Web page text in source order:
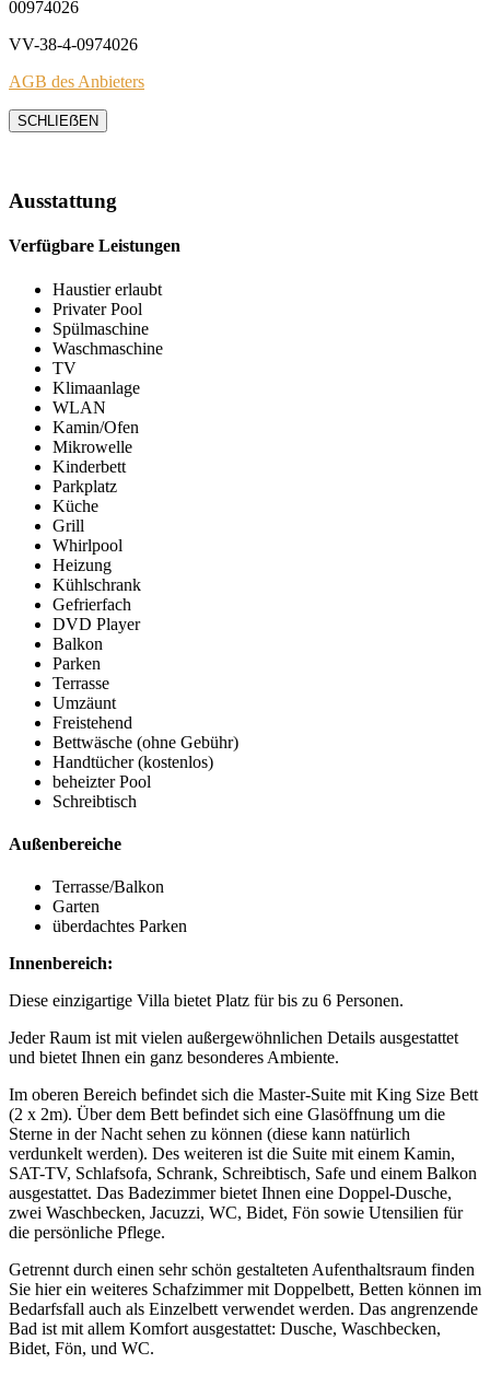
00974026
VV-38-4-0974026
AGB des Anbieters
SCHLIEẞEN
Ausstattung
Verfügbare Leistungen
Haustier erlaubt
Privater Pool
Spülmaschine
Waschmaschine
TV
Klimaanlage
WLAN
Kamin/Ofen
Mikrowelle
Kinderbett
Parkplatz
Küche
Grill
Whirlpool
Heizung
Kühlschrank
Gefrierfach
DVD Player
Balkon
Parken
Terrasse
Umzäunt
Freistehend
Bettwäsche (ohne Gebühr)
Handtücher (kostenlos)
beheizter Pool
Schreibtisch
Außenbereiche
Terrasse/Balkon
Garten
überdachtes Parken
Innenbereich:
Diese einzigartige Villa bietet Platz für bis zu 6 Personen.
Jeder Raum ist mit vielen außergewöhnlichen Details ausgestattet
und bietet Ihnen ein ganz besonderes Ambiente.
Im oberen Bereich befindet sich die Master-Suite mit King Size Bett
(2 x 2m). Über dem Bett befindet sich eine Glasöffnung um die
Sterne in der Nacht sehen zu können (diese kann natürlich
verdunkelt werden). Des weiteren ist die Suite mit einem Kamin,
SAT-TV, Schlafsofa, Schrank, Schreibtisch, Safe und einem Balkon
ausgestattet. Das Badezimmer bietet Ihnen eine Doppel-Dusche,
zwei Waschbecken, Jacuzzi, WC, Bidet, Fön sowie Utensilien für
die persönliche Pflege.
Getrennt durch einen sehr schön gestalteten Aufenthaltsraum finden
Sie hier ein weiteres Schafzimmer mit Doppelbett, Betten können im
Bedarfsfall auch als Einzelbett verwendet werden. Das angrenzende
Bad ist mit allem Komfort ausgestattet: Dusche, Waschbecken,
Bidet, Fön, und WC.